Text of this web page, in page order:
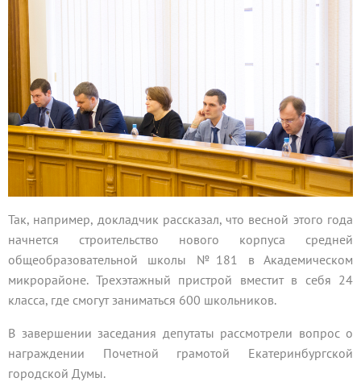
Так, например, докладчик рассказал, что весной этого года
начнется строительство нового корпуса средней
общеобразовательной школы №181 в Академическом
микрорайоне. Трехэтажный пристрой вместит в себя 24
класса, где смогут заниматься 600 школьников.
В завершении заседания депутаты рассмотрели вопрос о
награждении Почетной грамотой Екатеринбургской
городской Думы.